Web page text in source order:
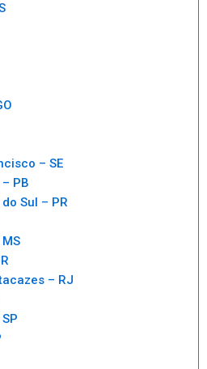
– SE
PB
Sul – PR
– RJ